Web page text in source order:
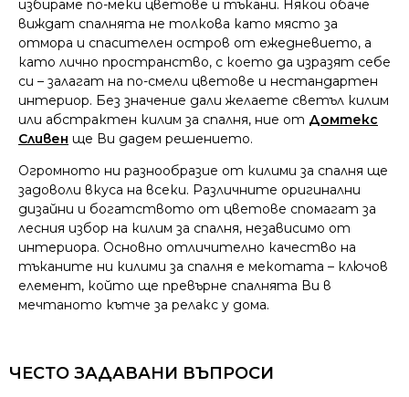
избираме по-меки цветове и тъкани. Някои обаче
виждат спалнята не толкова като място за
отмора и спасителен остров от ежедневието, а
като лично пространство, с което да изразят себе
си – залагат на по-смели цветове и нестандартен
интериор. Без значение дали желаете светъл килим
или абстрактен килим за спалня, ние от Домтекс
Сливен ще Ви дадем решението.
Огромното ни разнообразие от килими за спалня ще
задоволи вкуса на всеки. Различните оригинални
дизайни и богатството от цветове спомагат за
лесния избор на килим за спалня, независимо от
интериора. Основно отличително качество на
тъканите ни килими за спалня е мекотата – ключов
елемент, който ще превърне спалнята Ви в
мечтаното кътче за релакс у дома.
ЧЕСТО ЗАДАВАНИ ВЪПРОСИ